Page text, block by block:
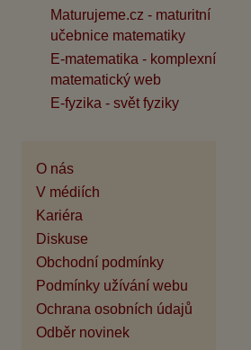
Maturujeme.cz - maturitní
učebnice matematiky
E-matematika - komplexní
matematický web
E-fyzika - svět fyziky
O nás
V médiích
Kariéra
Diskuse
Obchodní podmínky
Podmínky užívání webu
Ochrana osobních údajů
Odběr novinek